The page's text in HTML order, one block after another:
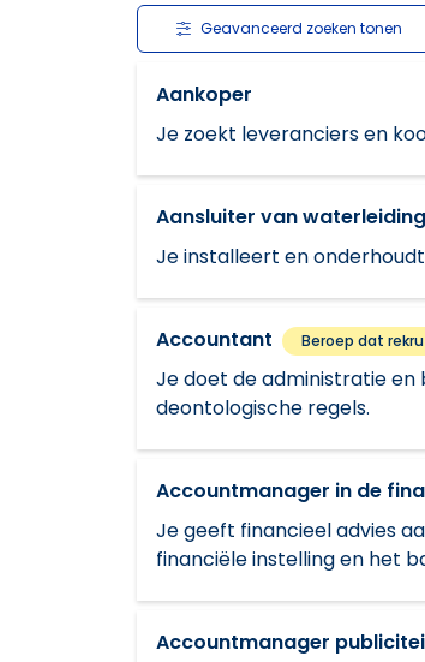
Geavanceerd zoeken tonen
Aankoper
Je zoekt leveranciers en
Aansluiter van
Je installeert en
Accountant Beroep dat
Je doet de administratie en
deontologische regels.
Accountmanager in de
Je geeft financieel advies
financiële instelling en het
Accountmanager